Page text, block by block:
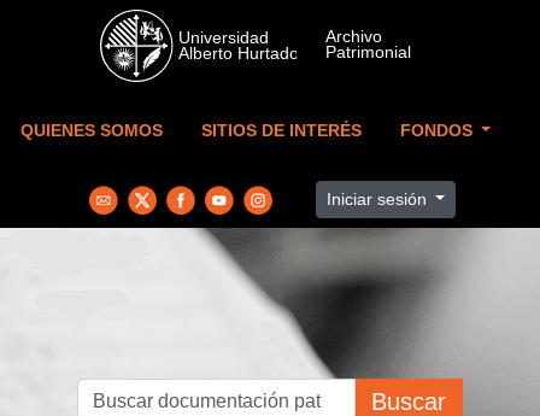
Skip to main content
QUIENES SOMOS SITIOS DE INTERÉS FONDOS
Iniciar sesión
Buscar